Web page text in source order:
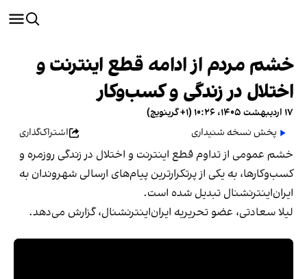
خشم مردم از ادامه قطع اینترنت و
اختلال در زندگی و کسب‌وکار
۱۷ اردیبهشت ۱۴۰۵، ۱۰:۲۶ (‎+۱ گرینویچ)
پخش نسخه شنیداری
اشتراک‌گذاری
خشم عمومی از تداوم قطع اینترنت و اختلال در زندگی روزمره و
کسب‌وکارها، به یکی از پرتکرارترین پیام‌های ارسالی شهروندان به
ایران‌اینترنشنال تبدیل شده است.
لیلا سعادتی، عضو تحریریه ایران‌اینترنشنال، گزارش می‌دهد.